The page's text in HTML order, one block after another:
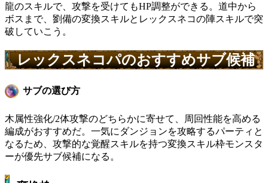
龍のスキルで、攻撃を受けてもHP調整ができる。道中から
ボスまで、劉備の変換スキルとレックスネコの陣スキルで突
破していこう。
レックスネコパのおすすめサブ候補
サブの選び方
木属性強化/2体攻撃のどちらかに寄せて、周回性能を高める
編成がおすすめだ。一気にダンジョンを攻略するパーティと
なるため、攻撃的な覚醒スキルを持つ変換スキル枠モンスタ
ーが優先サブ候補になる。